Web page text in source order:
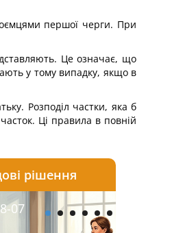
першої черги. При
Це означає, що
у тому випадку, якщо в
Розподіл частки, яка б
Ці правила в повній
2026-08-05
2026-08-03
2026-08-06
рішення
07